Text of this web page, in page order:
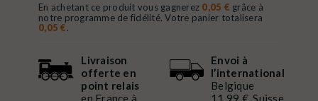
En achetant ce produit vous gagnerez 0,05 € grâce à
notre programme de fidélité. Votre panier totalisera
0,05 €.
Livraison
offerte en
point relais
en France à
Envoi à
l’international
Belgique
11.99 €, Suisse